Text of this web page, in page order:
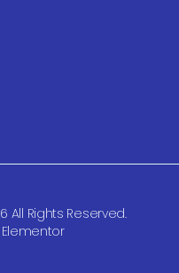
All Rights Reserved.